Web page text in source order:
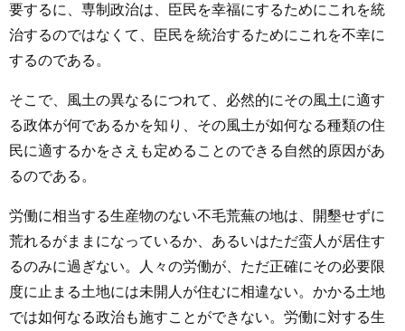
要するに、専制政治は、臣民を幸福にするためにこれを統
治するのではなくて、臣民を統治するためにこれを不幸に
するのである。
そこで、風土の異なるにつれて、必然的にその風土に適す
る政体が何であるかを知り、その風土が如何なる種類の住
民に適するかをさえも定めることのできる自然的原因があ
るのである。
労働に相当する生産物のない不毛荒蕪の地は、開墾せずに
荒れるがままになっているか、あるいはただ蛮人が居住す
るのみに過ぎない。人々の労働が、ただ正確にその必要限
度に止まる土地には未開人が住むに相違ない。かかる土地
では如何なる政治も施すことができない。労働に対する生